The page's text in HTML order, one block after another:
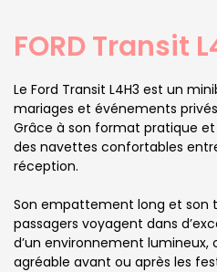
FORD Transit
Le Ford Transit L4H3 est un
mariages et événements
Grâce à son format pratique et
des navettes confortables
réception.
Son empattement long et son
passagers voyagent dans
d’un environnement
agréable avant ou après les